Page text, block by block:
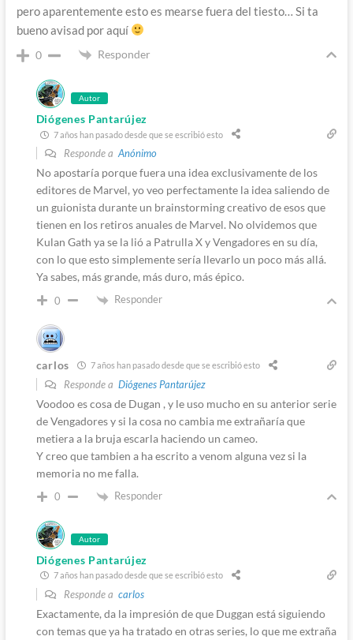
pero aparentemente esto es mearse fuera del tiesto… Si ta
bueno avisad por aquí
0 Responder
Autor
Diógenes Pantarújez
7 años han pasado desde que se escribió esto
Responde a Anónimo
No apostaría porque fuera una idea exclusivamente de los
editores de Marvel, yo veo perfectamente la idea saliendo de
un guionista durante un brainstorming creativo de esos que
tienen en los retiros anuales de Marvel. No olvidemos que
Kulan Gath ya se la lió a Patrulla X y Vengadores en su día,
con lo que esto simplemente sería llevarlo un poco más allá.
Ya sabes, más grande, más duro, más épico.
0 Responder
carlos 7 años han pasado desde que se escribió esto
Responde a Diógenes Pantarújez
Voodoo es cosa de Dugan , y le uso mucho en su anterior serie
de Vengadores y si la cosa no cambia me extrañaría que
metiera a la bruja escarla haciendo un cameo.
Y creo que tambien a ha escrito a venom alguna vez si la
memoria no me falla.
0 Responder
Autor
Diógenes Pantarújez
7 años han pasado desde que se escribió esto
Responde a carlos
Exactamente, da la impresión de que Duggan está siguiendo
con temas que ya ha tratado en otras series, lo que me extraña